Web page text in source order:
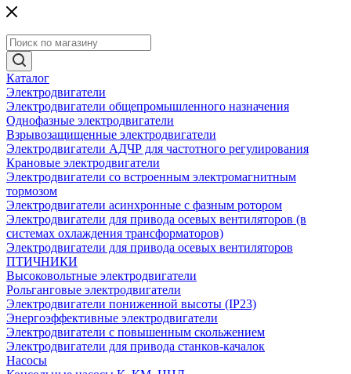
Каталог
Электродвигатели
Электродвигатели общепромышленного назначения
Однофазные электродвигатели
Взрывозащищенные электродвигатели
Электродвигатели АДЧР для частотного регулирования
Крановые электродвигатели
Электродвигатели со встроенным электромагнитным
тормозом
Электродвигатели асинхронные с фазным ротором
Электродвигатели для привода осевых вентиляторов (в
системах охлаждения трансформаторов)
Электродвигатели для привода осевых вентиляторов
ПТИЧНИКИ
Высоковольтные электродвигатели
Рольганговые электродвигатели
Электродвигатели пониженной высоты (IP23)
Энергоэффективные электродвигатели
Электродвигатели с повышенным скольжением
Электродвигатели для привода станков-качалок
Насосы